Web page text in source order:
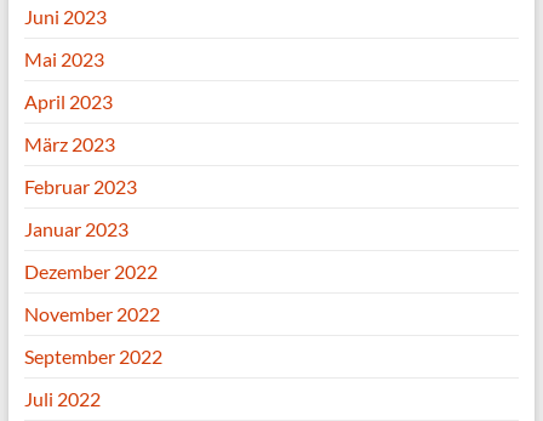
Juni 2023
Mai 2023
April 2023
März 2023
Februar 2023
Januar 2023
Dezember 2022
November 2022
September 2022
Juli 2022